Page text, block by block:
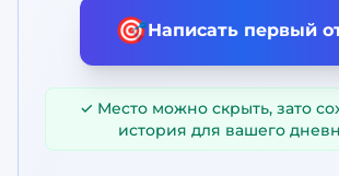
🎯Написать первый
✓ Место можно скрыть, зато
история для вашего